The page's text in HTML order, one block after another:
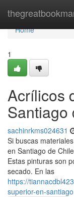
Home
Home
1
Acrílicos
Santiago
sachinrkms024631
Si buscas
en Santiago de
Estas pinturas son
secado. En las
https://
superior-en-santiago